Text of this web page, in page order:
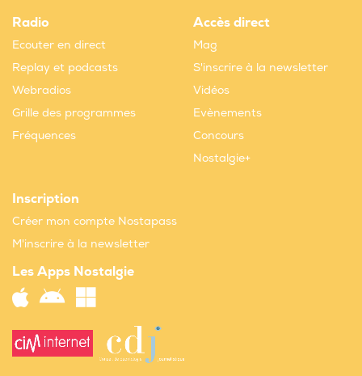
Radio
Ecouter en direct
Replay et podcasts
Webradios
Grille des programmes
Fréquences
Accès direct
Mag
S'inscrire à la newsletter
Vidéos
Evènements
Concours
Nostalgie+
Inscription
Créer mon compte Nostapass
M'inscrire à la newsletter
Les Apps Nostalgie